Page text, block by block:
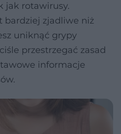
jak rotawirusy.
bardziej zjadliwe niż
uniknąć grypy
przestrzegać zasad
informacje